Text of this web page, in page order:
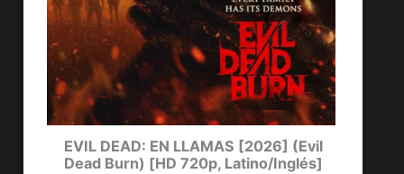
EVIL DEAD: EN LLAMAS [2026] (Evil
Dead Burn) [HD 720p, Latino/Inglés]